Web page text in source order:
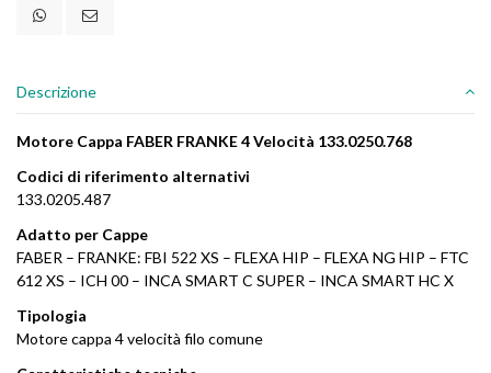
Descrizione
Motore Cappa FABER FRANKE 4 Velocità 133.0250.768
Codici di riferimento alternativi
133.0205.487
Adatto per Cappe
FABER – FRANKE: FBI 522 XS – FLEXA HIP – FLEXA NG HIP – FTC
612 XS – ICH 00 – INCA SMART C SUPER – INCA SMART HC X
Tipologia
Motore cappa 4 velocità filo comune